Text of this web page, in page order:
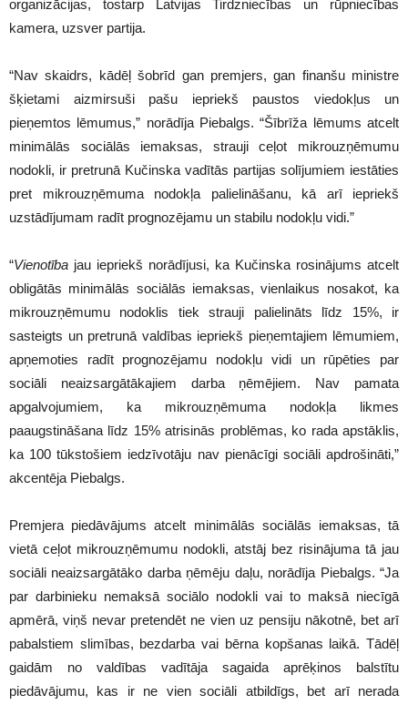
organizācijas, tostarp Latvijas Tirdzniecības un rūpniecības
kamera, uzsver partija.
“Nav skaidrs, kādēļ šobrīd gan premjers, gan finanšu ministre
šķietami aizmirsuši pašu iepriekš paustos viedokļus un
pieņemtos lēmumus,” norādīja Piebalgs. “Šībrīža lēmums atcelt
minimālās sociālās iemaksas, strauji ceļot mikrouzņēmumu
nodokli, ir pretrunā Kučinska vadītās partijas solījumiem iestāties
pret mikrouzņēmuma nodokļa palielināšanu, kā arī iepriekš
uzstādījumam radīt prognozējamu un stabilu nodokļu vidi.”
“Vienotība jau iepriekš norādījusi, ka Kučinska rosinājums atcelt
obligātās minimālās sociālās iemaksas, vienlaikus nosakot, ka
mikrouzņēmumu nodoklis tiek strauji palielināts līdz 15%, ir
sasteigts un pretrunā valdības iepriekš pieņemtajiem lēmumiem,
apņemoties radīt prognozējamu nodokļu vidi un rūpēties par
sociāli neaizsargātākajiem darba ņēmējiem. Nav pamata
apgalvojumiem, ka mikrouzņēmuma nodokļa likmes
paaugstināšana līdz 15% atrisinās problēmas, ko rada apstāklis,
ka 100 tūkstošiem iedzīvotāju nav pienācīgi sociāli apdrošināti,”
akcentēja Piebalgs.
Premjera piedāvājums atcelt minimālās sociālās iemaksas, tā
vietā ceļot mikrouzņēmumu nodokli, atstāj bez risinājuma tā jau
sociāli neaizsargātāko darba ņēmēju daļu, norādīja Piebalgs. “Ja
par darbinieku nemaksā sociālo nodokli vai to maksā niecīgā
apmērā, viņš nevar pretendēt ne vien uz pensiju nākotnē, bet arī
pabalstiem slimības, bezdarba vai bērna kopšanas laikā. Tādēļ
gaidām no valdības vadītāja sagaida aprēķinos balstītu
piedāvājumu, kas ir ne vien sociāli atbildīgs, bet arī nerada